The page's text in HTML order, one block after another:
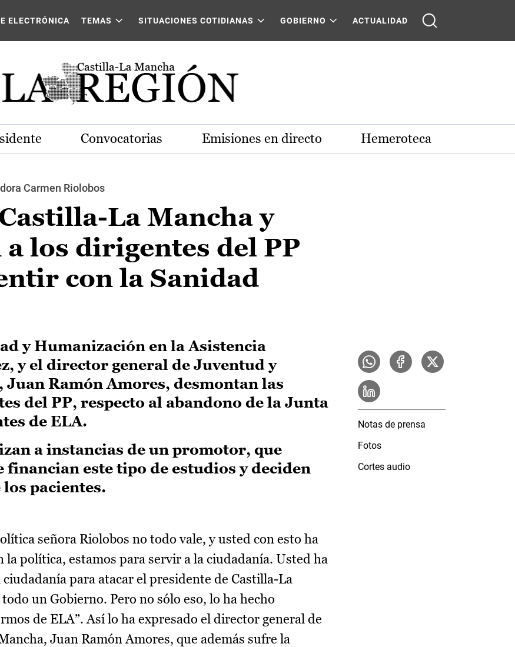
ELECTRÓNICA TEMAS SITUACIONES COTIDIANAS GOBIERNO ACTUALIDAD
Convocatorias Emisiones en directo Hemeroteca
Carmen Riolobos
La Mancha y
los dirigentes del PP
con la Sanidad
y Humanización en la Asistencia
y el director general de Juventud y
Juan Ramón Amores, desmontan las
del PP, respecto al abandono de la Junta
de ELA.
a instancias de un promotor, que
este tipo de estudios y deciden
pacientes.
señora Riolobos no todo vale, y usted con esto ha
política, estamos para servir a la ciudadanía. Usted ha
para atacar el presidente de Castilla-La
un Gobierno. Pero no sólo eso, lo ha hecho
de ELA”. Así lo ha expresado el director general de
Juan Ramón Amores, que además sufre la
Notas de prensa
Fotos
Cortes audio